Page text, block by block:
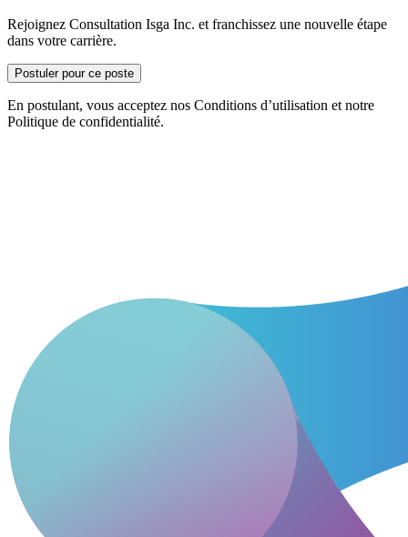
Rejoignez Consultation Isga Inc. et franchissez une nouvelle étape
dans votre carrière.
Postuler pour ce poste
En postulant, vous acceptez nos Conditions d’utilisation et notre
Politique de confidentialité.